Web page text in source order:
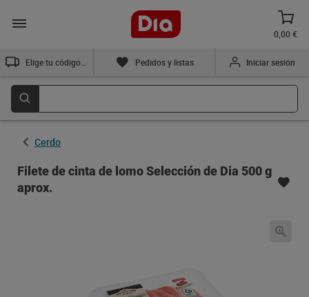
0,00 €
Pedidos y listas Iniciar sesión
Cerdo
Filete de cinta de lomo Selección de Dia 500 g
aprox.